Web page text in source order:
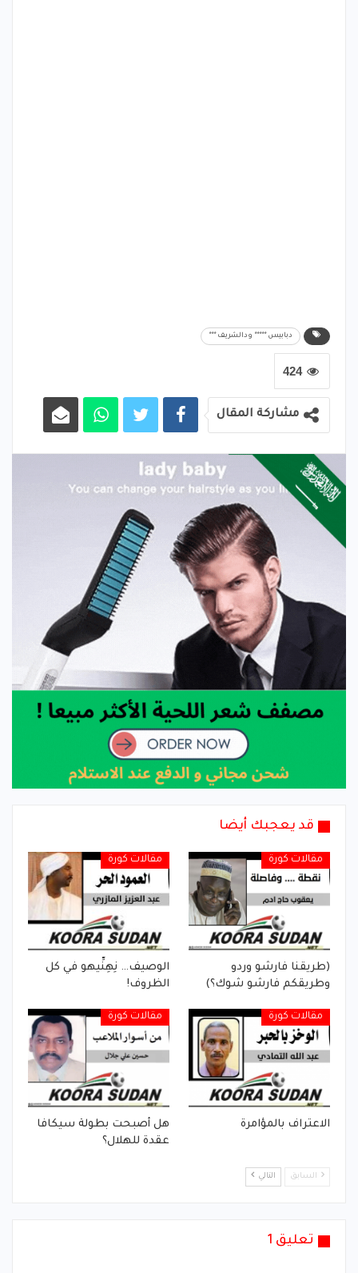
دبابيس ***** ودالشريف ***
424
مشاركة المقال
قد يعجبك أيضا
مقالات كورة
(طريقنا فارشو وردو
وطريقكم فارشو شوك؟)
مقالات كورة
الوصيف… نِهِنِّيهو في كل
الظروف!
مقالات كورة
الاعتراف بالمؤامرة
مقالات كورة
هل أصبحت بطولة سيكافا
عقدة للهلال؟
السابق التالي
تعليق 1